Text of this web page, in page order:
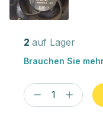
2 auf Lager
Brauchen Sie